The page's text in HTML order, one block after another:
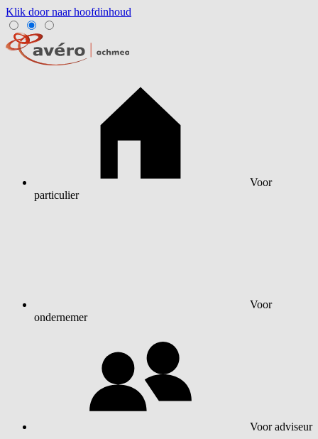
Klik door naar hoofdinhoud
Voor
particulier
Voor
ondernemer
Voor adviseur